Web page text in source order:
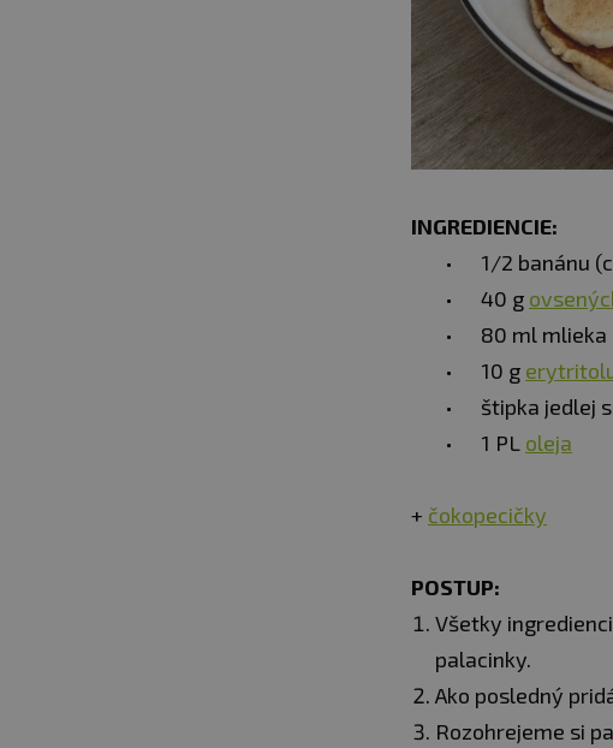
INGREDIENCIE:
1/2 banánu
40 g
80 ml mlieka
10 g
štipka jedlej
1 PL oleja
+ čokopecičky
POSTUP:
Všetky
palacinky.
Ako posledný
Rozohrejeme si